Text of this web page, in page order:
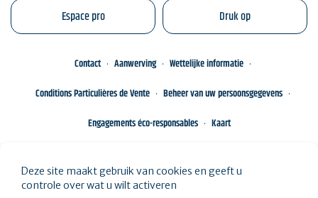
Espace pro Druk op
Contact Aanwerving
Wettelijke informatie
Conditions Particulières de Vente
Beheer van uw persoonsgegevens
Engagements éco-responsables
Kaart
Deze site maakt gebruik van cookies en geeft u
controle over wat u wilt activeren